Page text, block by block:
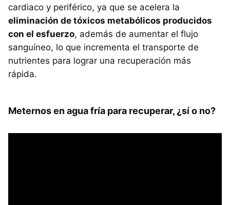
cardiaco y periférico, ya que se acelera la
eliminación de tóxicos metabólicos producidos
con el esfuerzo, además de aumentar el flujo
sanguíneo, lo que incrementa el transporte de
nutrientes para lograr una recuperación más
rápida.
Meternos en agua fría para recuperar, ¿sí o no?